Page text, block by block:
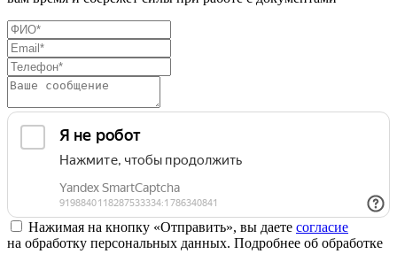
Нажимая на кнопку «Отправить», вы даете согласие
на обработку персональных данных. Подробнее об обработке